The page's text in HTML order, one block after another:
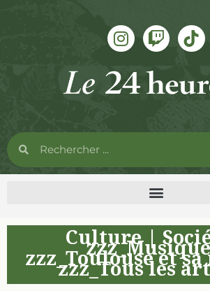
Culture|
zzz_Musique
zzz_Toulouse et
zzz_Tous les